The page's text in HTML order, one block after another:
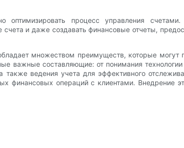
оптимизировать процесс управления
и даже создавать финансовые отчеты,
множеством преимуществ, которые
важные составляющие: от понимания
ведения учета для эффективного
финансовых операций с клиентами. Внедрение